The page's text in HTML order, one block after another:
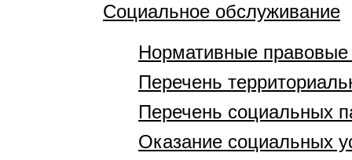
Социальное обслуживание
Нормативные правовые
Перечень
Перечень социальных
Оказание социальных